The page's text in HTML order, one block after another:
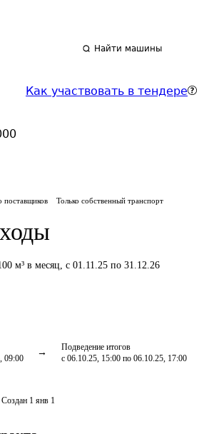
Найти машины
Как участвовать в тендере
поставщиков Только собственный транспорт
м³ в месяц, с 01.11.25 по 31.12.26
09:00
Подведение итогов
с 06.10.25, 15:00 по 06.10.25, 17:00
Создан 1 янв 1